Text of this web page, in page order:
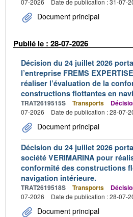
Document principal
Publié le : 28-07-2026
Décision du 24 juillet 2026
l’entreprise FREMS
réaliser l’évaluation de la
constructions flottantes en
TRAT2619515S Transports
07-2026
Date de publication : 28-07-
Document principal
Décision du 24 juillet 2026
société VERIMARINA pour
conformité des constructions
navigation intérieure.
TRAT2619518S Transports
07-2026
Date de publication : 28-07-
Document principal